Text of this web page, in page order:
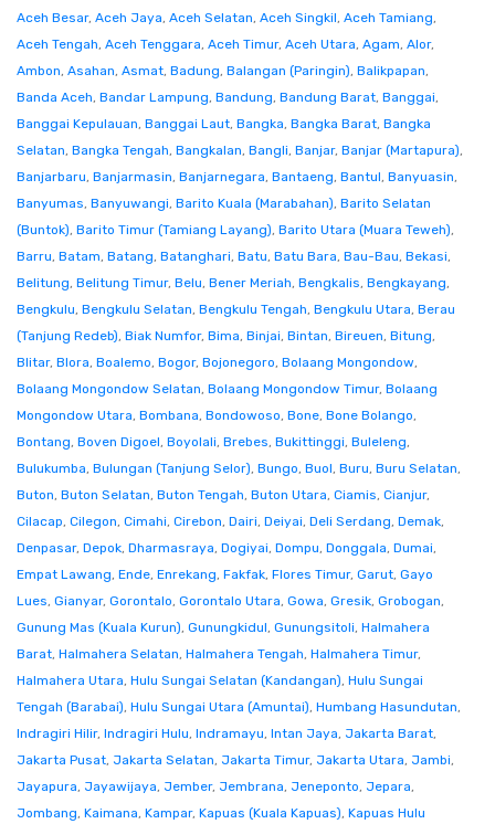
Aceh Besar, Aceh Jaya, Aceh Selatan, Aceh Singkil, Aceh Tamiang,
Aceh Tengah, Aceh Tenggara, Aceh Timur, Aceh Utara, Agam, Alor,
Ambon, Asahan, Asmat, Badung, Balangan (Paringin), Balikpapan,
Banda Aceh, Bandar Lampung, Bandung, Bandung Barat, Banggai,
Banggai Kepulauan, Banggai Laut, Bangka, Bangka Barat, Bangka
Selatan, Bangka Tengah, Bangkalan, Bangli, Banjar, Banjar (Martapura),
Banjarbaru, Banjarmasin, Banjarnegara, Bantaeng, Bantul, Banyuasin,
Banyumas, Banyuwangi, Barito Kuala (Marabahan), Barito Selatan
(Buntok), Barito Timur (Tamiang Layang), Barito Utara (Muara Teweh),
Barru, Batam, Batang, Batanghari, Batu, Batu Bara, Bau-Bau, Bekasi,
Belitung, Belitung Timur, Belu, Bener Meriah, Bengkalis, Bengkayang,
Bengkulu, Bengkulu Selatan, Bengkulu Tengah, Bengkulu Utara, Berau
(Tanjung Redeb), Biak Numfor, Bima, Binjai, Bintan, Bireuen, Bitung,
Blitar, Blora, Boalemo, Bogor, Bojonegoro, Bolaang Mongondow,
Bolaang Mongondow Selatan, Bolaang Mongondow Timur, Bolaang
Mongondow Utara, Bombana, Bondowoso, Bone, Bone Bolango,
Bontang, Boven Digoel, Boyolali, Brebes, Bukittinggi, Buleleng,
Bulukumba, Bulungan (Tanjung Selor), Bungo, Buol, Buru, Buru Selatan,
Buton, Buton Selatan, Buton Tengah, Buton Utara, Ciamis, Cianjur,
Cilacap, Cilegon, Cimahi, Cirebon, Dairi, Deiyai, Deli Serdang, Demak,
Denpasar, Depok, Dharmasraya, Dogiyai, Dompu, Donggala, Dumai,
Empat Lawang, Ende, Enrekang, Fakfak, Flores Timur, Garut, Gayo
Lues, Gianyar, Gorontalo, Gorontalo Utara, Gowa, Gresik, Grobogan,
Gunung Mas (Kuala Kurun), Gunungkidul, Gunungsitoli, Halmahera
Barat, Halmahera Selatan, Halmahera Tengah, Halmahera Timur,
Halmahera Utara, Hulu Sungai Selatan (Kandangan), Hulu Sungai
Tengah (Barabai), Hulu Sungai Utara (Amuntai), Humbang Hasundutan,
Indragiri Hilir, Indragiri Hulu, Indramayu, Intan Jaya, Jakarta Barat,
Jakarta Pusat, Jakarta Selatan, Jakarta Timur, Jakarta Utara, Jambi,
Jayapura, Jayawijaya, Jember, Jembrana, Jeneponto, Jepara,
Jombang, Kaimana, Kampar, Kapuas (Kuala Kapuas), Kapuas Hulu